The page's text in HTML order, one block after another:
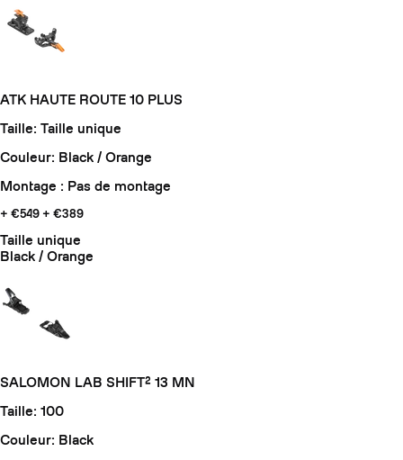
ATK HAUTE ROUTE 10 PLUS
Taille: Taille unique
Couleur: Black / Orange
Montage : Pas de montage
+ €549 + €389
Taille unique
Black / Orange
SALOMON LAB SHIFT² 13 MN
Taille: 100
Couleur: Black